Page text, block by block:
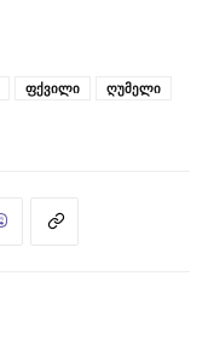
ფქვილი
ღუმელი